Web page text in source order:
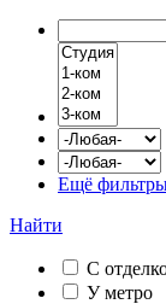
Ещё
Найти
С
У метро